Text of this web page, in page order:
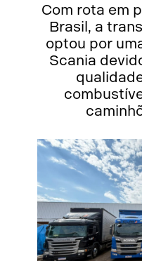
Com rota em
Brasil, a
optou por
Scania